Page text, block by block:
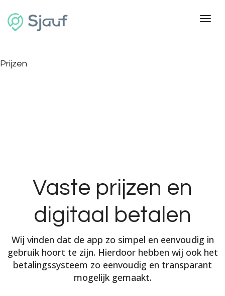
Prijzen
Vaste prijzen en
digitaal betalen
Wij vinden dat de app zo simpel en eenvoudig in
gebruik hoort te zijn. Hierdoor hebben wij ook het
betalingssysteem zo eenvoudig en transparant
mogelijk gemaakt.